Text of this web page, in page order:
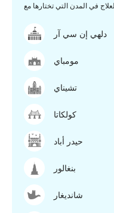
دلهي إن سي آر
مومباي
تشيناي
كولكاتا
حيدر أباد
بنغالور
شانديغار